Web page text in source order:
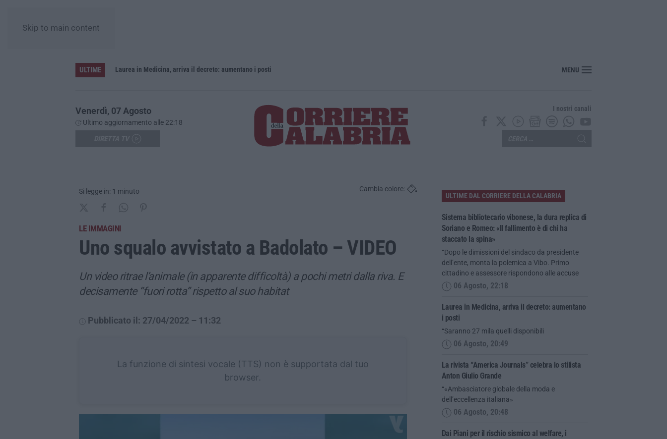
Skip to main content
ULTIME
Sistema bibliotecario vibonese, la dura replica di Soriano e Romeo: «Il fallimento è di chi ha staccato la spina» Laurea in Medicina, arriva il decreto: aumentano i posti La rivista “America Journals” celebra lo stilista Anton Giulio Grande
MENU
Venerdì, 07 Agosto
Ultimo aggiornamento alle 22:18
I nostri canali
Si legge in: 1 minuto Cambia colore:
LE IMMAGINI
Uno squalo avvistato a Badolato – VIDEO
Un video ritrae l’animale (in apparente difficoltà) a pochi metri dalla riva. E
decisamente “fuori rotta” rispetto al suo habitat
Pubblicato il: 27/04/2022 – 11:32
La funzione di sintesi vocale (TTS) non è supportata dal tuo
browser.
ULTIME DAL CORRIERE DELLA CALABRIA
Sistema bibliotecario vibonese, la dura replica di
Soriano e Romeo: «Il fallimento è di chi ha
staccato la spina»
“Dopo le dimissioni del sindaco da presidente
dell’ente, monta la polemica a Vibo. Primo
cittadino e assessore rispondono alle accuse
06 Agosto, 22:18
Laurea in Medicina, arriva il decreto: aumentano
i posti
“Saranno 27 mila quelli disponibili
06 Agosto, 20:49
La rivista “America Journals” celebra lo stilista
Anton Giulio Grande
“«Ambasciatore globale della moda e
dell’eccellenza italiana»
06 Agosto, 20:48
Dai Piani per il rischio sismico al welfare, i